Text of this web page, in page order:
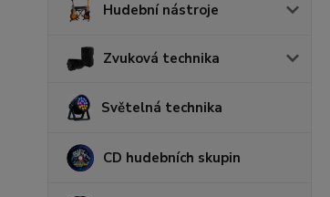
Hudební nástroje
Zvuková technika
Světelná technika
CD hudebních skupin